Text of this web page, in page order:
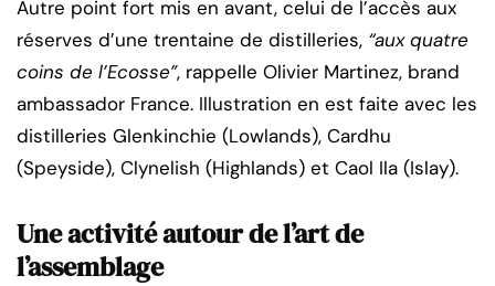
Autre point fort mis en avant, celui de l’accès aux
réserves d’une trentaine de distilleries, “aux quatre
coins de l’Ecosse”, rappelle Olivier Martinez, brand
ambassador France. Illustration en est faite avec les
distilleries Glenkinchie (Lowlands), Cardhu
(Speyside), Clynelish (Highlands) et Caol Ila (Islay).
Une activité autour de l’art de
l’assemblage